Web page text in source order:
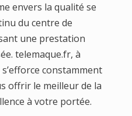
envers la qualité se
du centre de
une prestation
telemaque.fr, à
constamment
offrir le meilleur de la
à votre portée.